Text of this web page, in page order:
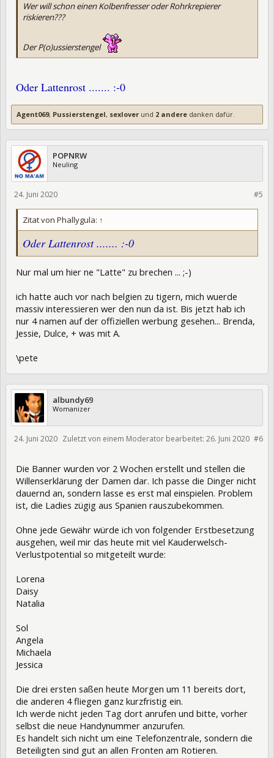
Wer will schon einen Kolbenfresser oder Rohrkrepierer
riskieren???
Der P(o)ussierstengel
Oder Lattenrost ....... :-0
Agent069, Pussierstengel, sexlover und 2 andere danken dafür.
POPNRW
Neuling
#5
24. Juni 2020
Zitat von Phallygula: ↑
Oder Lattenrost ....... :-0
Nur mal um hier ne "Latte" zu brechen ... ;-)
ich hatte auch vor nach belgien zu tigern, mich wuerde
massiv interessieren wer den nun da ist. Bis jetzt hab ich
nur 4 namen auf der offiziellen werbung gesehen... Brenda,
Jessie, Dulce, + was mit A.
\pete
albundy69
Womanizer
#6
24. Juni 2020 Zuletzt von einem Moderator bearbeitet: 26. Juni 2020
Die Banner wurden vor 2 Wochen erstellt und stellen die
Willenserklärung der Damen dar. Ich passe die Dinger nicht
dauernd an, sondern lasse es erst mal einspielen. Problem
ist, die Ladies zügig aus Spanien rauszubekommen.
Ohne jede Gewähr würde ich von folgender Erstbesetzung
ausgehen, weil mir das heute mit viel Kauderwelsch-
Verlustpotential so mitgeteilt wurde:
Lorena
Daisy
Natalia
Sol
Angela
Michaela
Jessica
Die drei ersten saßen heute Morgen um 11 bereits dort,
die anderen 4 fliegen ganz kurzfristig ein.
Ich werde nicht jeden Tag dort anrufen und bitte, vorher
selbst die neue Handynummer anzurufen.
Es handelt sich nicht um eine Telefonzentrale, sondern die
Beteiligten sind gut an allen Fronten am Rotieren.